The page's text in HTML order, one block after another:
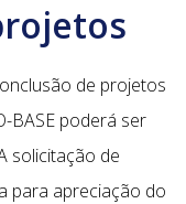
de projetos
BASE poderá ser
solicitação de
para apreciação do